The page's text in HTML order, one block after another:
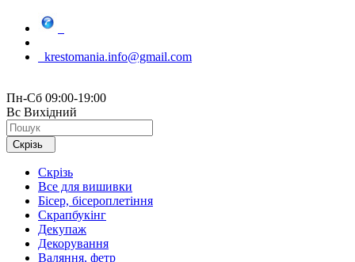
krestomania.info@gmail.com
Пн-Сб 09:00-19:00
Вс Вихідний
Скрізь
Скрізь
Все для вишивки
Бісер, бісероплетіння
Скрапбукінг
Декупаж
Декорування
Валяння, фетр